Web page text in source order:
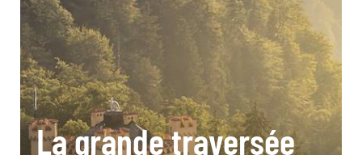
La grande traversée